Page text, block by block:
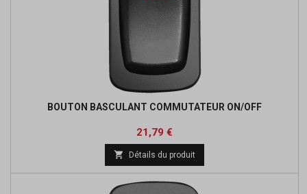
BOUTON BASCULANT COMMUTATEUR ON/OFF
Prix
21,79 €
base
 Détails du produit